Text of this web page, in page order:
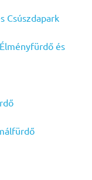
Csúszdapark
és